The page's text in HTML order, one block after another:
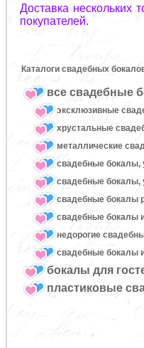
Доставка нескольких
покупателей.
Каталоги свадебных
все свадебные
эксклюзивные
хрустальные
металлические
свадебные бокалы,
свадебные бокалы,
свадебные бокалы
свадебные бокалы
недорогие
свадебные бокалы
бокалы для
пластиковые